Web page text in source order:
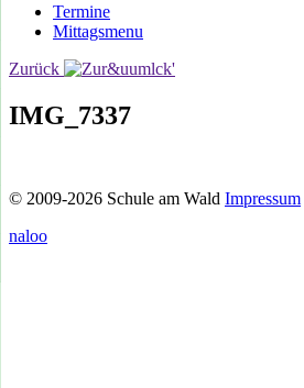
Termine
Mittagsmenu
Zurück
IMG_7337
© 2009-2026 Schule am Wald Impressum
naloo